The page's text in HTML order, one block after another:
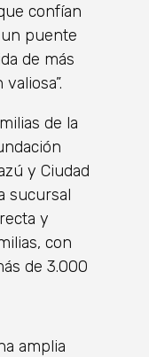
confían
puente
de más
de la
y Ciudad
sucursal
y
con
de 3.000
amplia